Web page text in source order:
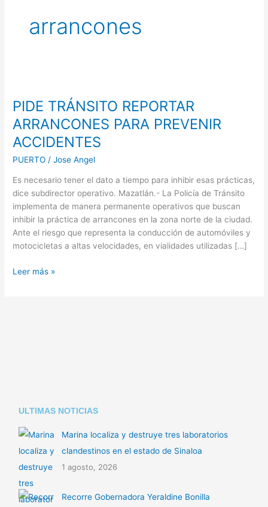
arrancones
PIDE TRÁNSITO REPORTAR
ARRANCONES PARA PREVENIR
ACCIDENTES
PUERTO /Jose Angel
Es necesario tener el dato a tiempo para inhibir esas prácticas,
dice subdirector operativo. Mazatlán.- La Policía de Tránsito
implementa de manera permanente operativos que buscan
inhibir la práctica de arrancones en la zona norte de la ciudad.
Ante el riesgo que representa la conducción de automóviles y
motocicletas a altas velocidades, en vialidades utilizadas […]
REPORTAR
ARRANCONES
PARA
PREVENIR
ACCIDENTES
Leer más »
ULTIMAS NOTICIAS
Marina localiza y destruye tres laboratorios
clandestinos en el estado de Sinaloa
1 agosto, 2026
Recorre Gobernadora Yeraldine Bonilla